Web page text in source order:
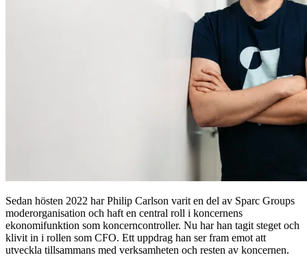
Sedan hösten 2022 har Philip Carlson varit en del av Sparc Groups
moderorganisation och haft en central roll i koncernens
ekonomifunktion som koncerncontroller. Nu har han tagit steget och
klivit in i rollen som CFO. Ett uppdrag han ser fram emot att
utveckla tillsammans med verksamheten och resten av koncernen.